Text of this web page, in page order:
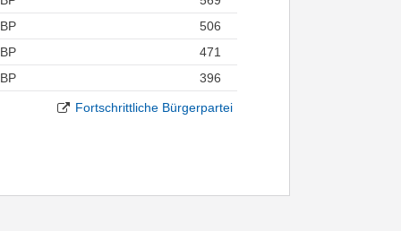
506
471
396
Fortschrittliche Bürgerpartei